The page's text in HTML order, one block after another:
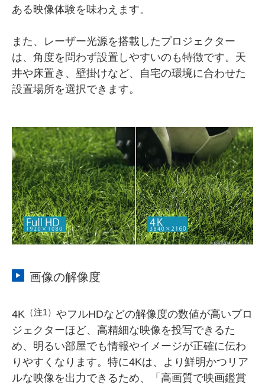
ある映像体験を味わえます。
また、レーザー光源を搭載したプロジェクター
は、角度を問わず設置しやすいのも特徴です。天
井や床置き、壁掛けなど、自宅の環境に合わせた
設置場所を選択できます。
画像の解像度
4K （注1） やフルHDなどの解像度の数値が高いプロ
ジェクターほど、高精細な映像を投写できるた
め、明るい部屋でも情報やイメージが正確に伝わ
りやすくなります。特に4Kは、より鮮明かつリア
ルな映像を出力できるため、「高画質で映画鑑賞